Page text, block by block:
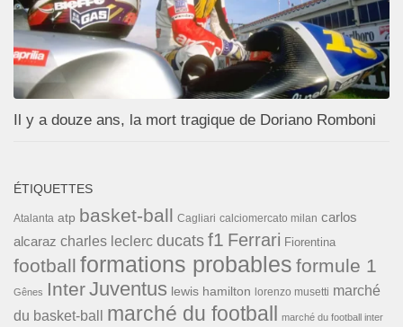
Il y a douze ans, la mort tragique de Doriano Romboni
ÉTIQUETTES
Atalanta atp basket-ball Cagliari calciomercato milan carlos
alcaraz charles leclerc ducats f1 Ferrari Fiorentina
football formations probables formule 1
Gênes InterJuventus lewis hamilton lorenzo musetti marché
du basket-ball
marché du football marché du football inter